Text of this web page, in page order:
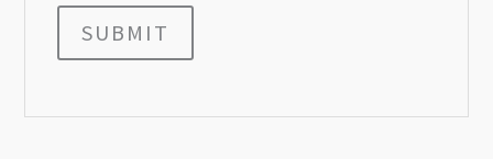
SUBMIT